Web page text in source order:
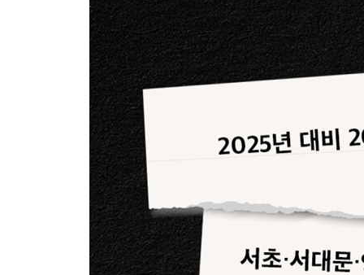
분양권 매수 절차 한눈에 보기
분양권 매물 조사하기
| 한 걸음 더 | 분양권을 살까, 입주권을 살까?
최신 분양단지에 답이 있다
4장 분양권 사려면 얼마가 있어야 할까?
분양권 투자금 계산하기
| 한 걸음 더 | 분양권 옵션, 이젠 선택이 아닌 필수다
고분양가인지 확인하는 초간단 방법
누구나 받을 수 있는 분양권 대출 노하우
| 한 걸음 더 | 내 집 마련을 위한 대출 활용 팁
3부 [실전] 전략을 갖고 분양권에 투자하라